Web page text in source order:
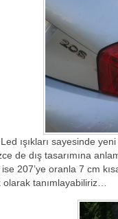
ışıkları sayesinde
de dış tasarımına
207’ye oranla 7 cm
olarak tanımlayabiliriz…